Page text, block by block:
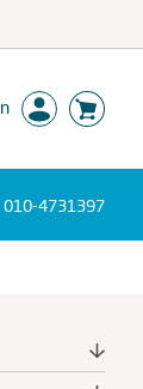
010-4731397